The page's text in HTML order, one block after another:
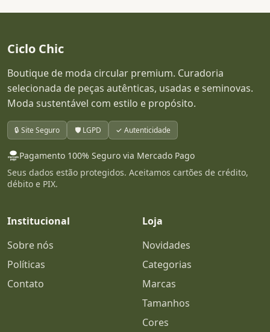
Ciclo Chic
Boutique de moda circular premium. Curadoria
selecionada de peças autênticas, usadas e seminovas.
Moda sustentável com estilo e propósito.
🔒 Site Seguro 🛡️ LGPD ✓ Autenticidade
Pagamento 100% Seguro via Mercado Pago
Seus dados estão protegidos. Aceitamos cartões de crédito,
débito e PIX.
Institucional
Sobre nós
Políticas
Contato
Loja
Novidades
Categorias
Marcas
Tamanhos
Cores